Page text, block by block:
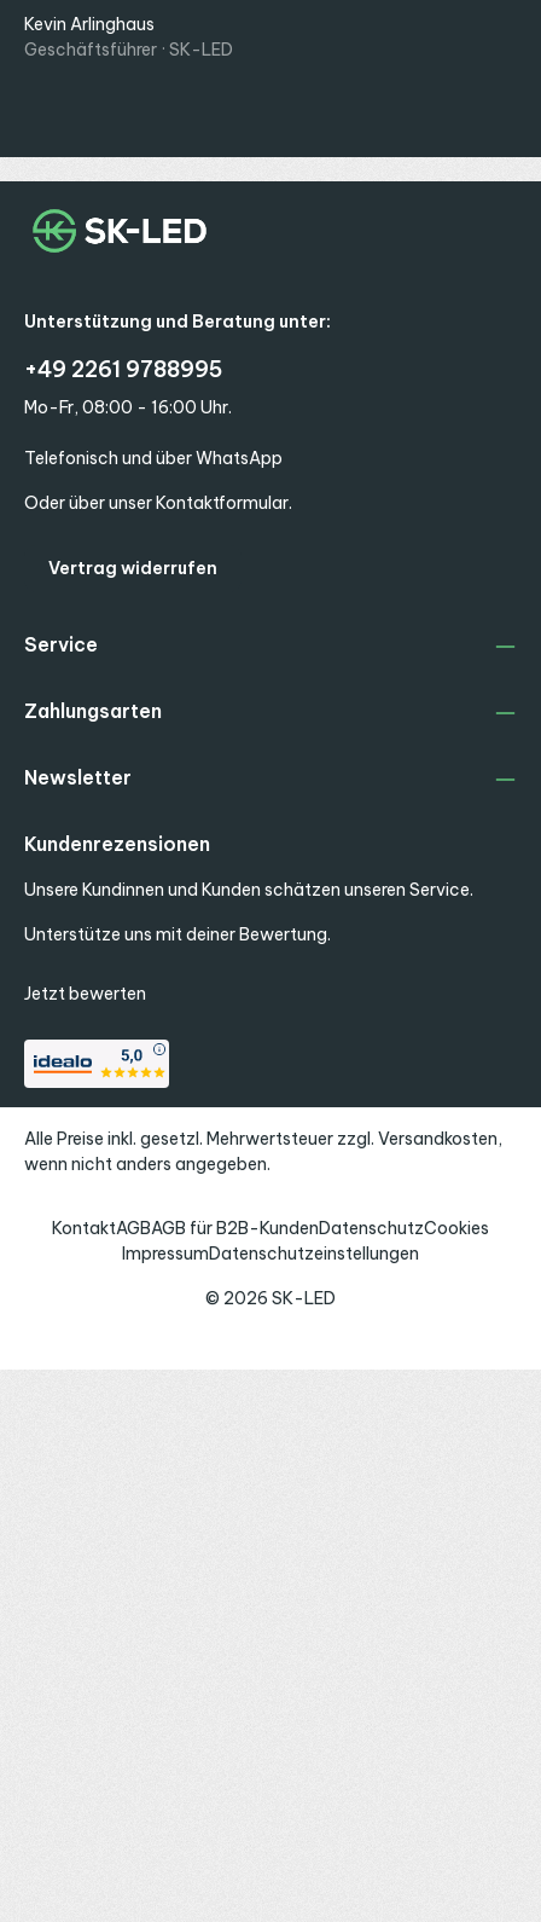
Kevin Arlinghaus
Geschäftsführer · SK-LED
Unterstützung und Beratung unter:
+49 2261 9788995
Mo-Fr, 08:00 - 16:00 Uhr.
Telefonisch und über WhatsApp
Oder über unserKontaktformular.
Vertrag widerrufen
Service
Zahlungsarten
Kundenrezensionen
Unsere Kundinnen und Kunden schätzen unseren Service.
Unterstütze uns mit deiner Bewertung.
Jetzt bewerten
Newsletter
Alle Preise inkl. gesetzl. Mehrwertsteuer zzgl. Versandkosten,
wenn nicht anders angegeben.
© 2026 SK-LED
KontaktAGBAGB für B2B-KundenDatenschutzCookies
ImpressumDatenschutzeinstellungen